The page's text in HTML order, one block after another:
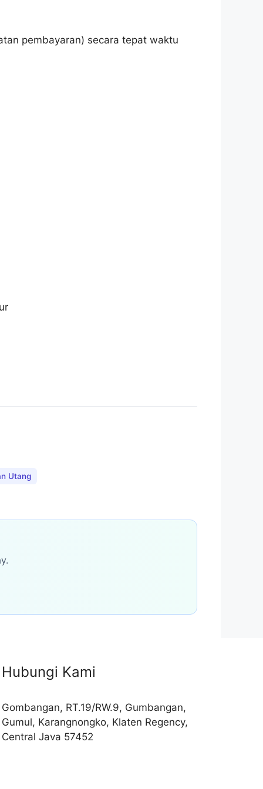
pembayaran) secara tepat waktu
Utang
Hubungi Kami
Gombangan, RT.19/RW.9, Gumbangan,
Gumul, Karangnongko, Klaten Regency,
Central Java 57452